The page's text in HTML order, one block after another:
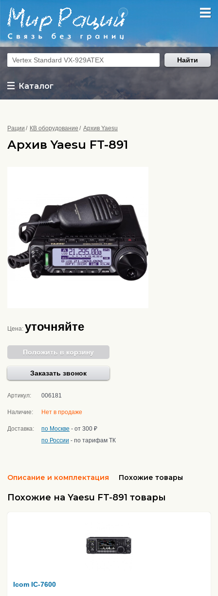
Каталог
Найти
Рации КВ оборудование Архив Yaesu
Архив Yaesu FT-891
Цена: уточняйте
Положить в корзину
Заказать звонок
Артикул: 006181
Наличие: Нет в продаже
Доставка: по Москве - от 300 ₽
по России - по тарифам ТК
Описание и комплектация Похожие товары
Похожие на Yaesu FT-891 товары
Icom IC-7600